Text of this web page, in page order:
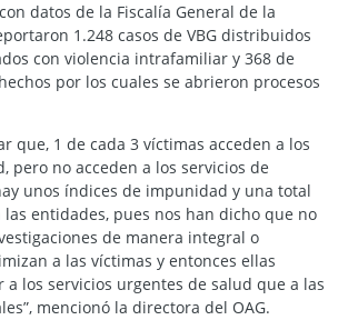
datos de la Fiscalía General de la
1.248 casos de VBG distribuidos
con violencia intrafamiliar y 368 de
por los cuales se abrieron procesos
que, 1 de cada 3 víctimas acceden a los
pero no acceden a los servicios de
unos índices de impunidad y una total
las entidades, pues nos han dicho que no
de manera integral o
a las víctimas y entonces ellas
a los servicios urgentes de salud que a las
mencionó la directora del OAG.